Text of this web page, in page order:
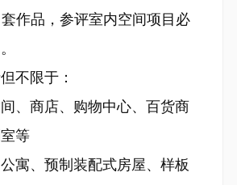
作品，参评室内空间项目必
不限于：
、商店、购物中心、百货商
等
寓、预制装配式房屋、样板